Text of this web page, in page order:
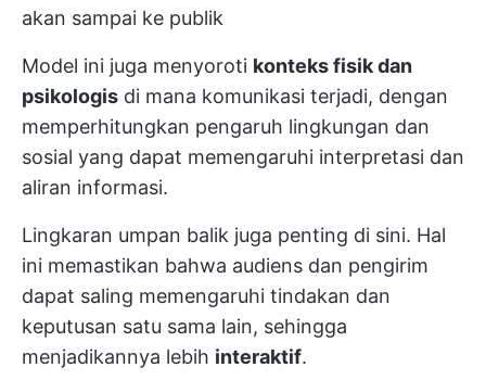
akan sampai ke publik
Model ini juga menyoroti konteks fisik dan
psikologis di mana komunikasi terjadi, dengan
memperhitungkan pengaruh lingkungan dan
sosial yang dapat memengaruhi interpretasi dan
aliran informasi.
Lingkaran umpan balik juga penting di sini. Hal
ini memastikan bahwa audiens dan pengirim
dapat saling memengaruhi tindakan dan
keputusan satu sama lain, sehingga
menjadikannya lebih interaktif.